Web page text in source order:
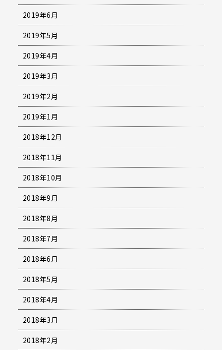
2019年6月
2019年5月
2019年4月
2019年3月
2019年2月
2019年1月
2018年12月
2018年11月
2018年10月
2018年9月
2018年8月
2018年7月
2018年6月
2018年5月
2018年4月
2018年3月
2018年2月